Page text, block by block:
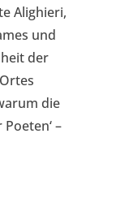
Alighieri,
und
der
die
–